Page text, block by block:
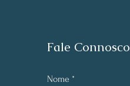
Fale Connosco
Nome